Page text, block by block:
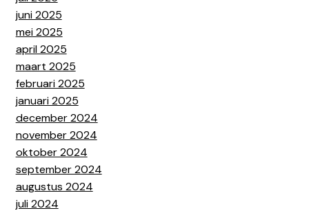
juni 2025
mei 2025
april 2025
maart 2025
februari 2025
januari 2025
december 2024
november 2024
oktober 2024
september 2024
augustus 2024
juli 2024